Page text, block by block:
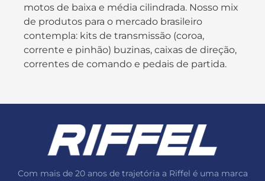
motos de baixa e média cilindrada. Nosso mix
de produtos para o mercado brasileiro
contempla: kits de transmissão (coroa,
corrente e pinhão) buzinas, caixas de direção,
correntes de comando e pedais de partida.
Com mais de 20 anos de trajetória a Riffel é uma marca